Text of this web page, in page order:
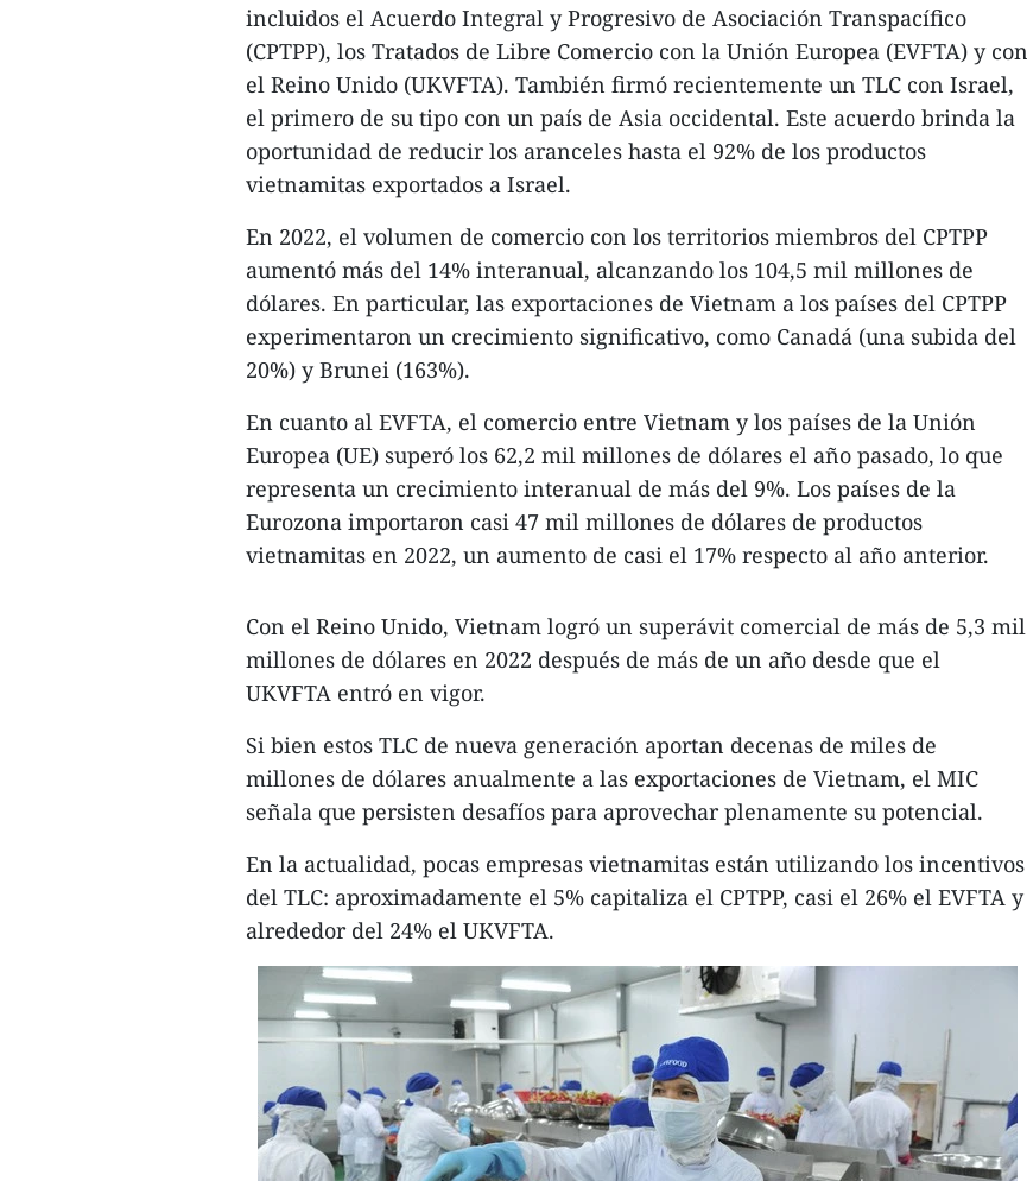
incluidos el Acuerdo Integral y Progresivo de Asociación Transpacífico
(CPTPP), los Tratados de Libre Comercio con la Unión Europea (EVFTA) y con
el Reino Unido (UKVFTA). También firmó recientemente un TLC con Israel,
el primero de su tipo con un país de Asia occidental. Este acuerdo brinda la
oportunidad de reducir los aranceles hasta el 92% de los productos
vietnamitas exportados a Israel.
En 2022, el volumen de comercio con los territorios miembros del CPTPP
aumentó más del 14% interanual, alcanzando los 104,5 mil millones de
dólares. En particular, las exportaciones de Vietnam a los países del CPTPP
experimentaron un crecimiento significativo, como Canadá (una subida del
20%) y Brunei (163%).
En cuanto al EVFTA, el comercio entre Vietnam y los países de la Unión
Europea (UE) superó los 62,2 mil millones de dólares el año pasado, lo que
representa un crecimiento interanual de más del 9%. Los países de la
Eurozona importaron casi 47 mil millones de dólares de productos
vietnamitas en 2022, un aumento de casi el 17% respecto al año anterior.
Con el Reino Unido, Vietnam logró un superávit comercial de más de 5,3 mil
millones de dólares en 2022 después de más de un año desde que el
UKVFTA entró en vigor.
Si bien estos TLC de nueva generación aportan decenas de miles de
millones de dólares anualmente a las exportaciones de Vietnam, el MIC
señala que persisten desafíos para aprovechar plenamente su potencial.
En la actualidad, pocas empresas vietnamitas están utilizando los incentivos
del TLC: aproximadamente el 5% capitaliza el CPTPP, casi el 26% el EVFTA y
alrededor del 24% el UKVFTA.